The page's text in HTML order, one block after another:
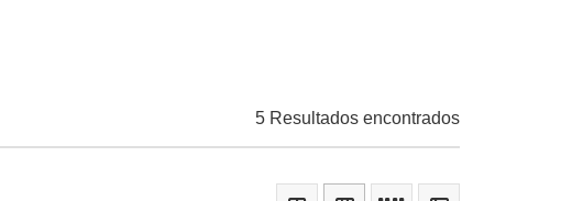
5 Resultados encontrados